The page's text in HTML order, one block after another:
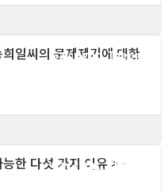
Gay right, Theory
일씨의 문제제기에 대한
Gay right, Theory
한 다섯 가지 이유 > -